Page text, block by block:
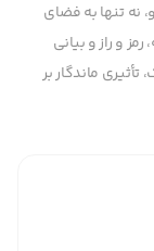
نه تنها به فضای
و راز و بیانی
ماندگار بر